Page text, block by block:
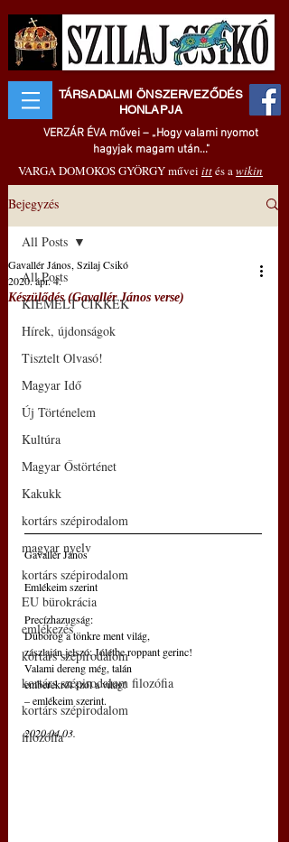
TÁRSADALMI ÖNSZERVEZŐDÉS
HONLAPJA
VERZÁR ÉVA művei – „Hogy valami nyomot
hagyjak magam után..."
VARGA DOMOKOS GYÖRGY művei ittés awikin
Bejegyzés
All Posts
KIEMELT CIKKEK
Hírek, újdonságok
Tisztelt Olvasó!
Magyar Idő
Új Történelem
Kultúra
Magyar Őstörténet
Kakukk
kortárs szépirodalom
magyar nyelv
kortárs szépirodalom
EU bürokrácia
emlékezés
kortárs szépirodalom
kortárs szépirodalom filozófia
kortárs szépirodalom
filozófia
All Posts
Készülődés (Gavallér János verse)
Gavallér János, Szilaj Csikó
2020. ápr. 4.
Gavallér János
Emlékeim szerint
Precízhazugság:
Dübörög a tönkre ment világ,
zászlaján jelszó: Jólétbe roppant gerinc!
Valami dereng még, talán
emberekről szól a világ!
– emlékeim szerint.
2020.04.03.